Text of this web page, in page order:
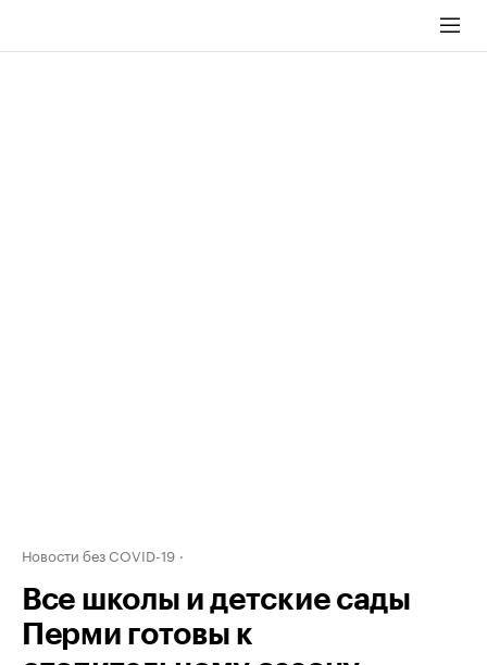
Новости без COVID-19
Все школы и детские сады
Перми готовы к